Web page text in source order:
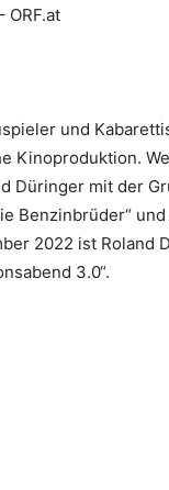
ORF.at
und
mit der
Benzinbrüder“
2022 ist Roland
3.0“.